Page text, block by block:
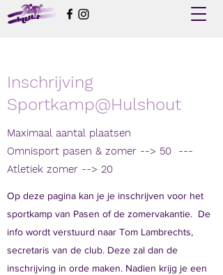
Inschrijving
Sportkamp@Hulshout
Maximaal aantal plaatsen
Omnisport pasen & zomer --> 50 ---
Atletiek zomer --> 20
Op deze pagina kan je je inschrijven voor het
sportkamp van Pasen of de zomervakantie. De
info wordt verstuurd naar Tom Lambrechts,
secretaris van de club. Deze zal dan de
inschrijving in orde maken. Nadien krijg je een